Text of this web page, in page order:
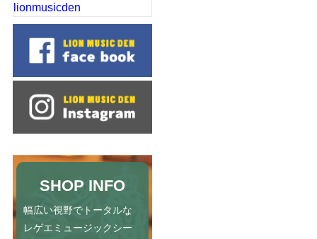
lionmusicden
SHOP INFO
幅広い視野でトータルな
レゲエミュージックシー